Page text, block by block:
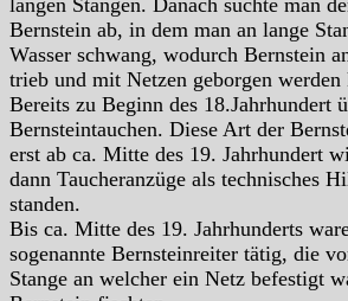
Bernstein ab, in dem man an lange
Wasser schwang, wodurch Bernstein
trieb und mit Netzen geborgen werden
Bereits zu Beginn des 18.Jahrhundert
Bernsteintauchen. Diese Art der
erst ab ca. Mitte des 19. Jahrhundert
dann Taucheranzüge als technisches
standen.
Bis ca. Mitte des 19. Jahrhunderts
sogenannte Bernsteinreiter tätig, die
Stange an welcher ein Netz befestigt